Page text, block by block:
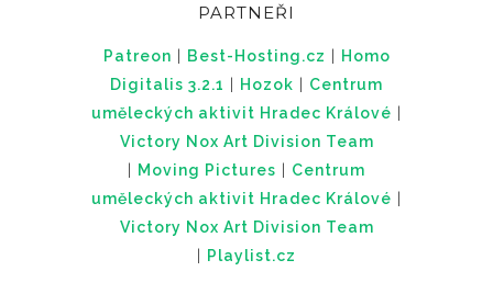
PARTNEŘI
Patreon Best-Hosting.cz
Homo
Digitalis 3.2.1
Hozok
Centrum
uměleckých aktivit Hradec Králové
Victory Nox Art Division Team
Moving Pictures
Centrum
uměleckých aktivit Hradec Králové
Victory Nox Art Division Team
Playlist.cz